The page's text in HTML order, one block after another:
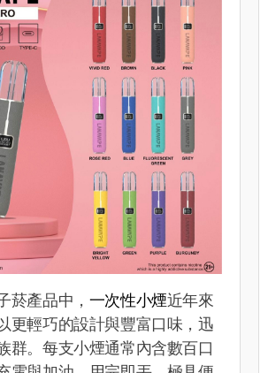
菸產品中， 一次性小煙近年來
更輕巧的設計與豐富口味，迅
群。每支小煙通常內含數百口